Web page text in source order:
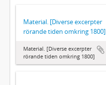
Material. [Diverse excerpter
rörande tiden omkring 1800]
Material. [Diverse excerpter
rörande tiden omkring 1800]